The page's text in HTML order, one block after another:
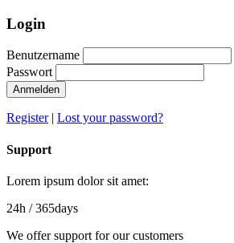
Login
Benutzername
Passwort
Anmelden
Register| Lost your password?
Support
Lorem ipsum dolor sit amet:
24h / 365days
We offer support for our customers